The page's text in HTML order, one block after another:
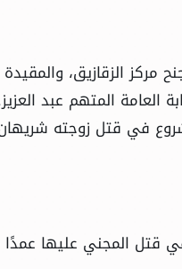
قتل المجني عليها